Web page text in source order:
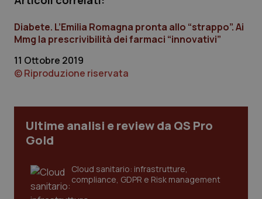
Calabria
Campania
Emilia-Romagna
Lazio
Lombardia
Asma & BPCO
Car-T
Colesterolo & coronaropatie
Diabete & glucometri
Dolore
Diabete. L’Emilia Romagna pronta allo “strappo”. Ai
Mmg la prescrivibilità dei farmaci “innovativi”
11 Ottobre 2019
© Riproduzione riservata
Ultime analisi e review da QS Pro
Gold
Cloud sanitario: infrastrutture,
compliance, GDPR e Risk management